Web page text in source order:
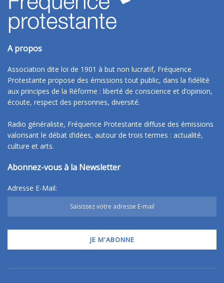
A propos
Association dite loi de 1901 à but non lucratif, Fréquence
Protestante propose des émissions tout public, dans la fidélité
aux principes de la Réforme : liberté de conscience et d’opinion,
écoute, respect des personnes, diversité.
Radio généraliste, Fréquence Protestante diffuse des émissions
valorisant le débat d’idées, autour de trois termes : actualité,
culture et arts.
Abonnez-vous à la Newsletter
Adresse E-Mail: